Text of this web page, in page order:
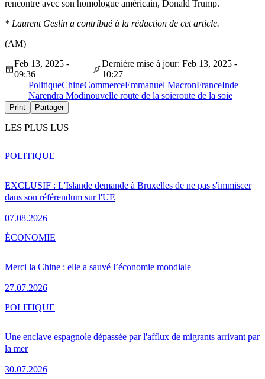
rencontre avec son homologue américain, Donald Trump.
* Laurent Geslin a contribué à la rédaction de cet article.
(AM)
Feb 13, 2025 -
09:36
Dernière mise à jour: Feb 13, 2025 -
10:27
PolitiqueChineCommerceEmmanuel MacronFranceInde
Narendra Modinouvelle route de la soieroute de la soie
Print Partager
LES PLUS LUS
EXCLUSIF : L'Islande demande à Bruxelles de ne pas s'immiscer
dans son référendum sur l'UE
07.08.2026
POLITIQUE
Merci la Chine : elle a sauvé l’économie mondiale
27.07.2026
ÉCONOMIE
Une enclave espagnole dépassée par l'afflux de migrants arrivant par
la mer
30.07.2026
POLITIQUE